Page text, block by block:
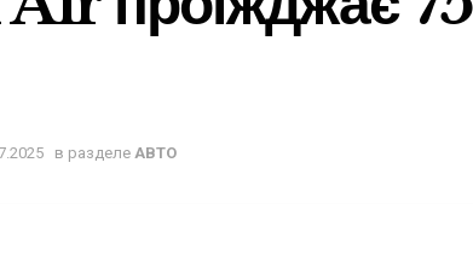
в разделе АВТО